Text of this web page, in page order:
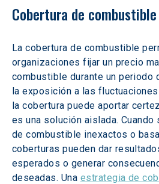
Cobertura de combustible
La cobertura de combustible
organizaciones fijar un precio
combustible durante un periodo
la exposición a las
la cobertura puede aportar
es una solución aislada. Cuando
de combustible inexactos o
coberturas pueden dar
esperados o generar
deseadas. Una estrategia de